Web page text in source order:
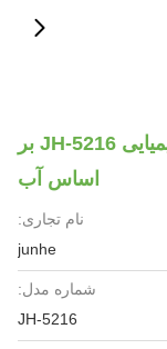
مواد ضدعفونی کننده ضد زنگ مواد شیمیایی JH-5216 بر
اساس آب
نام تجاری:
junhe
شماره مدل:
JH-5216